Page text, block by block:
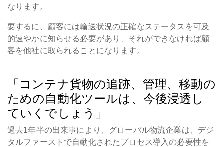
なります。
要するに、顧客には輸送状況の正確なステータスを可及
的速やかに知らせる必要があり、それができなければ顧
客を他社に取られることになります。
「コンテナ貨物の追跡、管理、移動の
ための自動化ツールは、今後浸透し
ていくでしょう」
過去1年半の出来事により、グローバル物流企業は、デジ
タルファーストで自動化されたプロセス導入の必要性を